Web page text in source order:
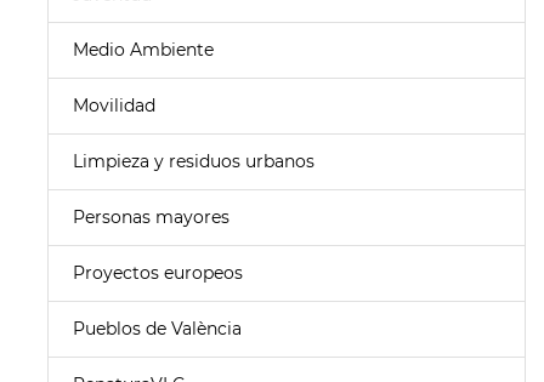
Medio Ambiente
Movilidad
Limpieza y residuos urbanos
Personas mayores
Proyectos europeos
Pueblos de València